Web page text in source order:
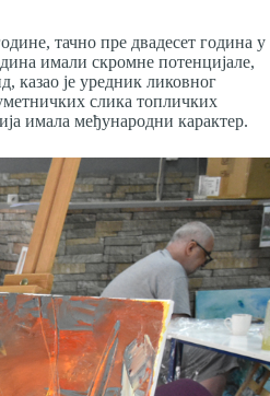
тачно пре двадесет година у
имали скромне потенцијале,
казао је уредник ликовног
слика топличких
имала међународни карактер.